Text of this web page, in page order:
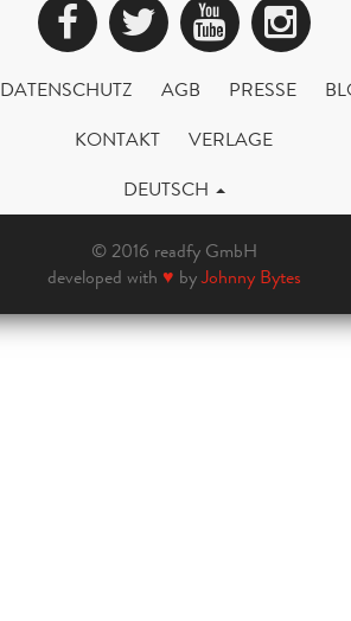
Facebook
Twitter
DATENSCHUTZ AGB PRESSE
KONTAKT
VERLAGE
DEUTSCH
© 2016 readfy GmbH
developed with ♥ byJohnny Bytes